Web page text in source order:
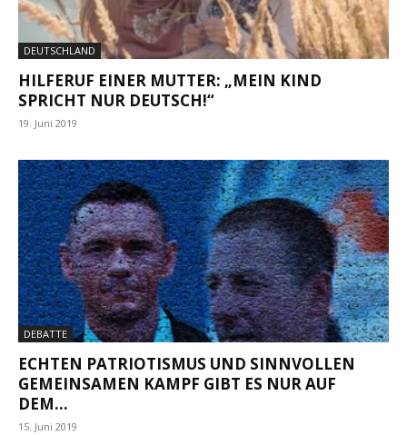
DEUTSCHLAND
HILFERUF EINER MUTTER: „MEIN KIND
SPRICHT NUR DEUTSCH!“
19. Juni 2019
DEBATTE
ECHTEN PATRIOTISMUS UND SINNVOLLEN
GEMEINSAMEN KAMPF GIBT ES NUR AUF
DEM...
15. Juni 2019